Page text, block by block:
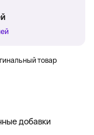
товар
добавки